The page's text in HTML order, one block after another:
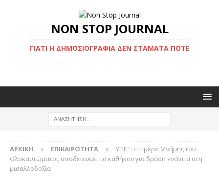
NON STOP JOURNAL
ΓΙΑΤΊ Η ΔΗΜΟΣΙΟΓΡΑΦΊΑ ΔΕΝ ΣΤΑΜΑΤΆ ΠΟΤΈ
ΑΡΧΙΚΉ ΕΠΙΚΑΙΡΌΤΗΤΑ
ΥΠΕΞ: H Ημέρα Μνήμης του
Ολοκαυτώματος υποδεικνύει το καθήκον για δράση ενάντια στη
μισαλλοδοξία